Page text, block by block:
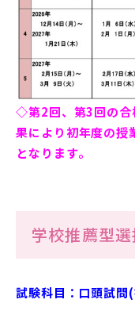
情報公開Ⅰ
附属幼稚園・保育園
ト
プライバシーポリ
公
◇第2回、第3回の合
果により初年度の
となります。
学校推薦型
試験科目：口頭試問